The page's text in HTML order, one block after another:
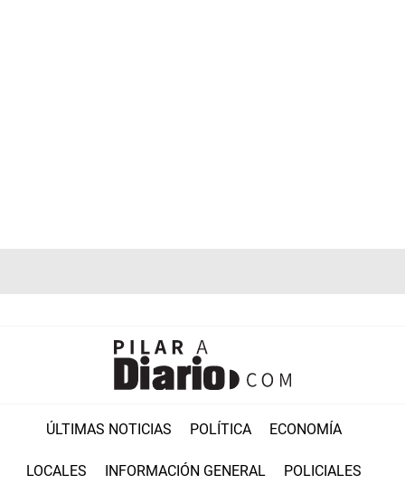
ÚLTIMAS NOTICIAS POLÍTICA ECONOMÍA
LOCALES INFORMACIÓN GENERAL POLICIALES